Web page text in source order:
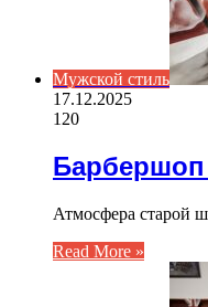
Мужской стиль
17.12.2025
120
Барбершоп
Атмосфера старой
Read More »